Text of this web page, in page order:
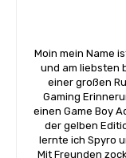
Moin mein Name
und am liebsten
einer großen
Gaming
einen Game Boy
der gelben
lernte ich Spyro
Mit Freunden